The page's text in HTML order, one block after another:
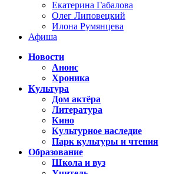
Екатерина Габалова
Олег Липовецкий
Илона Румянцева
Афиша
Новости
Анонс
Хроника
Культура
Дом актёра
Литература
Кино
Культурное наследие
Парк культуры и чтения
Образование
Школа и вуз